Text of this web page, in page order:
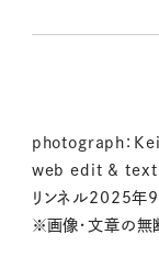
けよう！
photograph：
web edit & text
リンネル2025年9
※画像・文章の無